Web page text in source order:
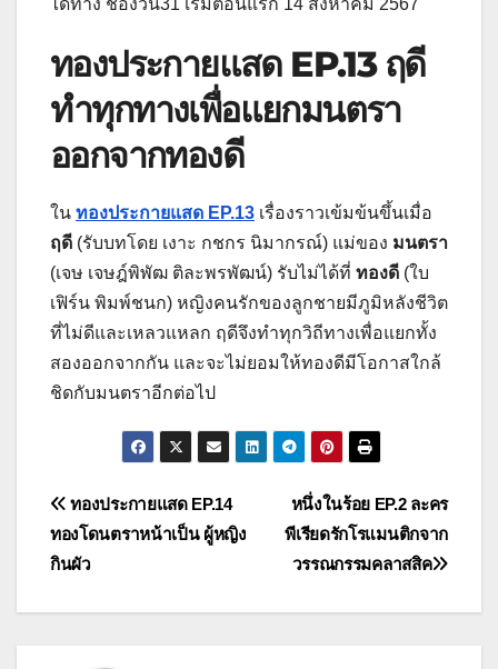
ได้ทาง ช่องวัน31 เริ่มตอนแรก 14 สิงหาคม 2567
ทองประกายแสด EP.13ฤดี
ทำทุกทางเพื่อแยกมนตรา
ออกจากทองดี
ใน ทองประกายแสด EP.13 เรื่องราวเข้มข้นขึ้นเมื่อ
ฤดี (รับบทโดย เงาะ กชกร นิมากรณ์) แม่ของ มนตรา
(เจษ เจษฎ์พิพัฒ ติละพรพัฒน์) รับไม่ได้ที่ ทองดี (ใบ
เฟิร์น พิมพ์ชนก) หญิงคนรักของลูกชายมีภูมิหลังชีวิต
ที่ไม่ดีและเหลวแหลก ฤดีจึงทำทุกวิถีทางเพื่อแยกทั้ง
สองออกจากกัน และจะไม่ยอมให้ทองดีมีโอกาสใกล้
ชิดกับมนตราอีกต่อไป
แนะแนว
เรื่อง
หนึ่งในร้อย EP.2 ละคร
พีเรียดรักโรแมนติกจาก
วรรณกรรมคลาสสิค
ทองประกายแสด EP.14
ทองโดนตราหน้าเป็น ผู้หญิง
กินผัว